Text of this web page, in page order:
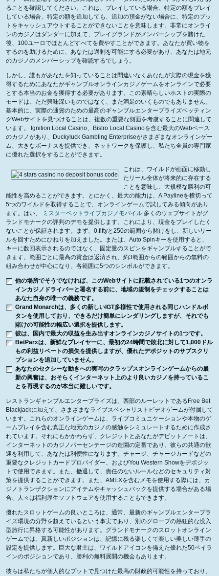
ることを確認してください。これは、プレイしている場合、特定の額をプレイ
している場合、特定の額を追加しても、追加の預金がない場合に、特定のプッ
トをキャッシュアウトすることができないことを意味します。非常にオンライ
ンのカジノはダンダーに加えて、プレイグランドがメンバーシップを賭けた
後、100ユーロでほとんどすべてを費やすことができます。あなたが買い物を
するのを助けるために、あなたは過剰を可能にする必要があり、あなたは地元
のカジノのメンバーシップを確認するでしょう。
しかし、誰もがあなたを知っていることは間違いなくあなたが実際の現金を獲
得するためにあなたがギャンブルオンラインカジノゲームをオンラインで必要
とする本当のお金を獲得する必要があります。この素晴らしいホストの実際の
モードは、ただ興味深いものではなく、また満足のいくものでもありません。
基本的に、実際の通貨のための最高のギャンブルエンタープライズベッティン
グWebサイトを見つけることは、複数の重要な側面を考慮することに関連して
います。 Ignition Local Casino、Bistro Local Casinoを含む最大のWebベース
のカジノがあり、Duckyluck Gambling Enterpriseがさまざまなオンラインゲー
ム、大きなボーナスを提供でき、ネットワークを保護し、私たち全員の専門家
に優れた選択をすることができます。
これは、ワイルドが画面に移動し
たリール全体が将来的に存在する
ことを意味し、大規模な勝利の可
能性を高めることができます。とにかく、最大の能力は、A Paylineを横切って
5つのワイルドを取得することで、オンラインゲームで試してみる傾向があり
ます。はい、
ミスターベットライブカジノモバイル 多くのウェブサイトがグ
ランドモナークの評判のデモを提供します。これにより、現金をプレイしたく
ないことが保証されます。まず、0.fiftyと250の範囲から賭けをし、新しいリー
ルを回すためにひねりを加えました。または、Auto Spinキーを使用すると、
キーに数回表示されるのではなく、固定量のスピンをギャンブルすることがで
きます。範囲ごとに最高の賞金は返済され、約3範囲からの範囲からの無料の
組み合わせが中心になり、各範囲に5つのシンボルができます。
他の場所でそうでなければ、このWebサイトに記載されている1つのオンラ
インカジノドライバーと署名する前に、地域の規制をチェックすることは
あなた自身の唯一の義務です。
Grand Monarchは、多くの新しいIGT多様性で使用される同じハンドルボ
タンを使用しており、できるだけ簡単にレンダリングしますが、それでも
賭けの可能性の幅広い選択を提供します。
彼は、国内で最大の収益を生み出すオンラインカジノサイトの1つです。
BetParxは、新鮮なプレイヤーに、最初の24時間で敗北に対して1,000ドル
もの利益リベートの損失を提供しますが、優れたデポジットのサブスクリ
プションを追加していません。
あなたのセクシーな動きへの実写のクラップスオンラインゲームからの最
新の興奮は、おそらくインターネット上のより良いカジノを持っているこ
とを再現するのが本当に難しいです。
レストランギャンブルエンタープライズは、西部のルーレットであるFree Bet
Blackjackに加えて、さまざまなライブスペシャリストビデオゲームが付属して
います。これらのオンラインゲームは、ライブコミュニケーションや本物のゲ
ームプレイを含む真正な地元のカジノの感触をシミュレートするために作成さ
れています。それにもかかわらず、クレジットとあなたがデビットノートは、
インターネットのカジノパーセンテージの造園の定番であり、彼らの共通の歓
迎を利用して、あなたは利便性になります。チャージ、チャージカードなどの
重要なクレジットカードプロバイダー、およびYou Western Showをデポジッ
トで使用できます。また、撤退して、責任のないルールなどのセキュリティ対
策を提供することができます。また、AMEXを含むメモを使用する際には、カ
ジノトランザクションにアイテムやキャッシュバックを提供する場合がある場
合、人々は福利厚生ソフトウェアを使用することもできます。
優れたスロットゲームの良いところは、通常、最新のギャンブルエンタープラ
イズ環境の分野を超えているという事実であり、別のグローブの熱狂的な没入
型旅行に昇格する可能性があります。グランドモナークのスロットオンライン
ゲームでは、真新しいポジションは、記憶に残る楽しくて楽しい美しい薄手の
設定を提供します。巨大な君主は、ワイルドアイコンを備えた優れた50ペイラ
インのポジションであり、勝利の無料展開の機会もあります。
彼らは私たちが個人的なプットで見つけた最高の財政的可能性を持っており、